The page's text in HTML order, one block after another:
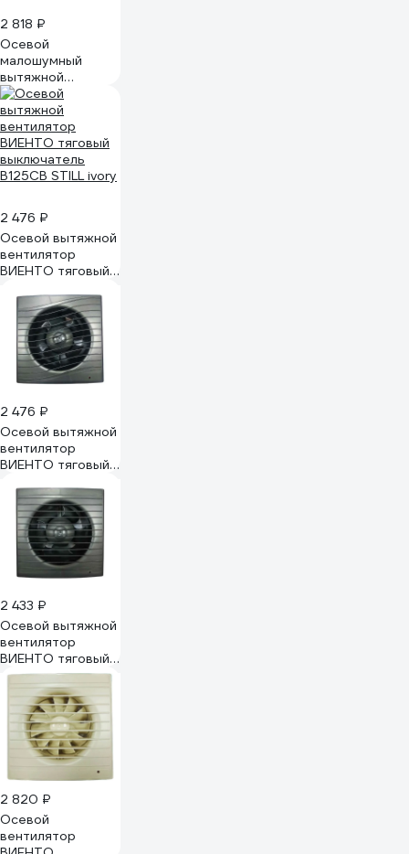
2 818 ₽
Осевой
малошумный
вытяжной
вентилятор с
таймером
ВИЕНТО В125СТ
STILL
2 476 ₽
Осевой вытяжной
вентилятор
ВИЕНТО тяговый
В125СВ STILL ivory
2 476 ₽
Осевой вытяжной
вентилятор
ВИЕНТО тяговый
В125СВ STILL gray
2 433 ₽
Осевой вытяжной
вентилятор
ВИЕНТО тяговый
выключатель
125СВ STILL gray
2 820 ₽
Осевой
вентилятор